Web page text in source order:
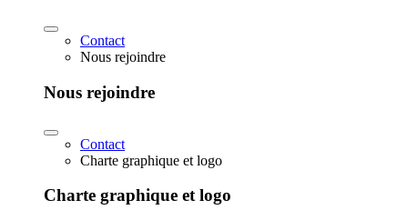
Contact
Nous rejoindre
Nous rejoindre
Contact
Charte graphique et logo
Charte graphique et logo